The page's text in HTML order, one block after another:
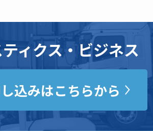
ィクス・ビジネス
込みはこちらから